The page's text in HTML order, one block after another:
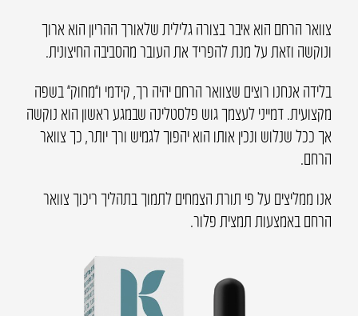
צוואר הרחם הוא איבר בצורה גלילית שלאורך ההריון הוא ארוך
ונוקשה וזאת על מנת להפריד את העובר מהסביבה החיצונית.
בלידה אנחנו רוצים שצוואר הרחם יהיה רך, קידמי ו”מחוק” בשפה
מקצועית. דמייני לעצמך גוש פלסטלינה שבמגע ראשון הוא נוקשה
אך ככל שנלוש ונכין אותו הוא יהפוך לגמיש ורך יותר, כך צוואר
הרחם.
אנו ממליצים על פי תורת הצמחים לתמוך בתהליך ריכוך צוואר
הרחם באמצעות תמצית פלור.